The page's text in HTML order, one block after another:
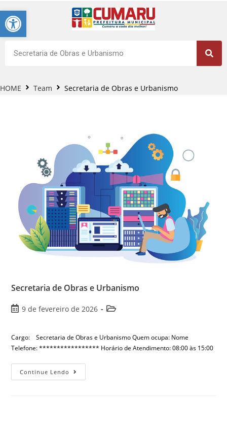
Barra de Ferramentas Aberta
HOME Team Secretaria de Obras e Urbanismo
Secretaria de Obras e Urbanismo
9 de fevereiro de 2026
Cargo: Secretaria de Obras e Urbanismo Quem ocupa: Nome
Telefone: ***************** Horário de Atendimento: 08:00 às 15:00
Continue Lendo